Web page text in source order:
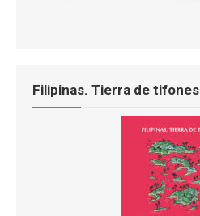
Filipinas. Tierra de tifones